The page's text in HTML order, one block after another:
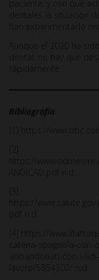
paciente, y con qué
dentales la situación
han experimentado
Aunque el 2020 ha
dental, no hay que
rápidamente.
Bibliografía
[1] https://
https://
ANDICAO.pdf n.d.
[3]
https://
pdf n.d.
[4] https://
catena-spagnola-
abbandonati-con-i-
lavoro/5854302/ n.d.